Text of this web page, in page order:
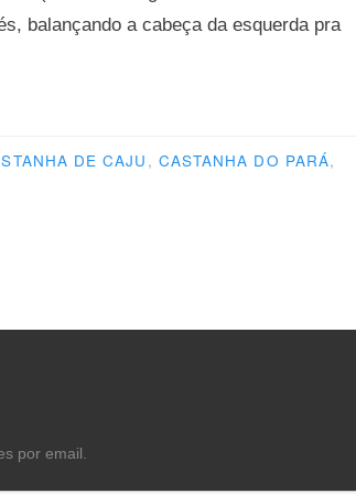
balançando a cabeça da esquerda pra
DE CAJU , CASTANHA DO PARÁ,
por email.